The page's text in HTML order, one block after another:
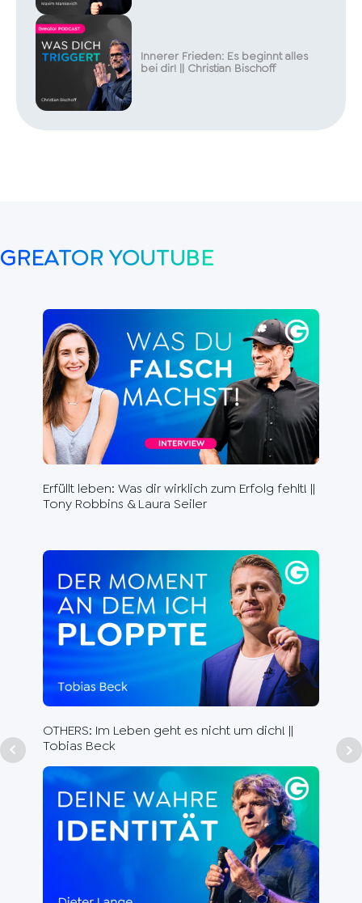
Innerer Frieden: Es beginnt alles
bei dir! || Christian Bischoff
GREATOR YOUTUBE
Erfüllt leben: Was dir wirklich zum Erfolg fehlt! ||
Tony Robbins & Laura Seiler
OTHERS: Im Leben geht es nicht um dich! ||
Tobias Beck